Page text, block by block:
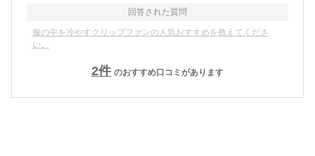
回答された質問
服の中を冷やすクリップファンの人気おすすめを教えてくださ
い。
2件 のおすすめ口コミがあります